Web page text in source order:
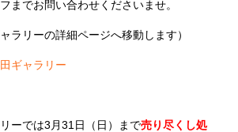
までお問い合わせくださいませ。
ラリーの詳細ページへ移動します）
ギャラリー
ーでは3月31日（日）まで売り尽くし処